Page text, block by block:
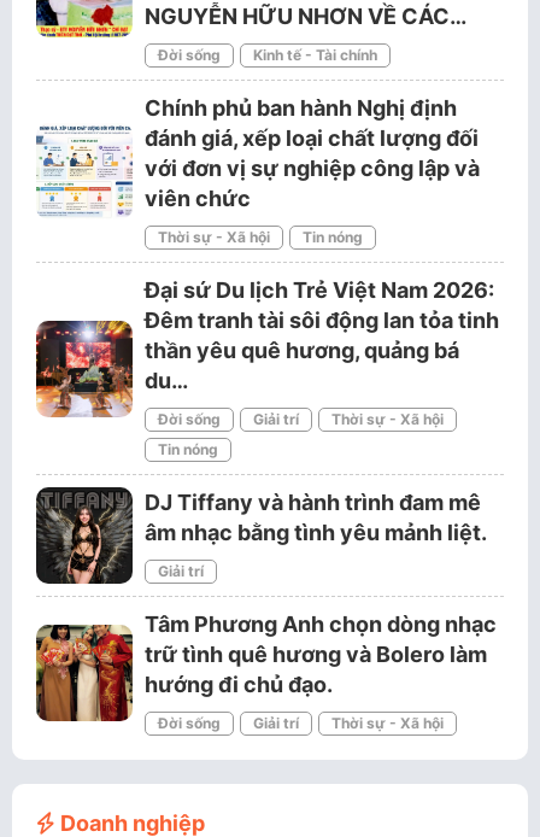
NGUYỄN HỮU NHƠN VỀ CÁC…
Đời sống Kinh tế - Tài chính
Chính phủ ban hành Nghị định
đánh giá, xếp loại chất lượng đối
với đơn vị sự nghiệp công lập và
viên chức
Thời sự - Xã hội Tin nóng
Đại sứ Du lịch Trẻ Việt Nam 2026:
Đêm tranh tài sôi động lan tỏa tinh
thần yêu quê hương, quảng bá
du…
Đời sống Giải trí
Thời sự - Xã hội
Tin nóng
DJ Tiffany và hành trình đam mê
âm nhạc bằng tình yêu mảnh liệt.
Giải trí
Tâm Phương Anh chọn dòng nhạc
trữ tình quê hương và Bolero làm
hướng đi chủ đạo.
Đời sống Giải trí Thời sự - Xã hội
Doanh nghiệp